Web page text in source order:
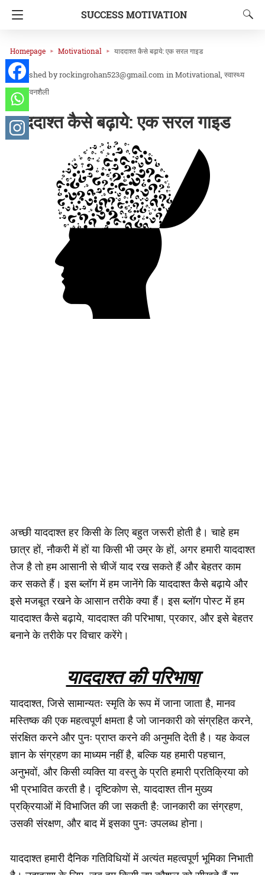
SUCCESS MOTIVATION
Homepage Motivational याददाश्त कैसे बढ़ाये: एक सरल गाइड
rockingrohan523@gmail.com inMotivational स्वास्थ्य
और जीवनशैली
याददाश्त कैसे बढ़ाये: एक सरल गाइड
अच्छी याददाश्त हर किसी के लिए बहुत जरूरी होती है। चाहे हम
छात्र हों, नौकरी में हों या किसी भी उम्र के हों, अगर हमारी याददाश्त
तेज है तो हम आसानी से चीजें याद रख सकते हैं और बेहतर काम
कर सकते हैं। इस ब्लॉग में हम जानेंगे कि याददाश्त कैसे बढ़ाये और
इसे मजबूत रखने के आसान तरीके क्या हैं। इस ब्लॉग पोस्ट में हम
याददाश्त कैसे बढ़ाये, याददाश्त की परिभाषा, प्रकार, और इसे बेहतर
बनाने के तरीके पर विचार करेंगे।
याददाश्त की परिभाषा
याददाश्त, जिसे सामान्यतः स्मृति के रूप में जाना जाता है, मानव
मस्तिष्क की एक महत्वपूर्ण क्षमता है जो जानकारी को संग्रहित करने,
संरक्षित करने और पुनः प्राप्त करने की अनुमति देती है। यह केवल
ज्ञान के संग्रहण का माध्यम नहीं है, बल्कि यह हमारी पहचान,
अनुभवों, और किसी व्यक्ति या वस्तु के प्रति हमारी प्रतिक्रिया को
भी प्रभावित करती है। दृष्टिकोण से, याददाश्त तीन मुख्य
प्रक्रियाओं में विभाजित की जा सकती है: जानकारी का संग्रहण,
उसकी संरक्षण, और बाद में इसका पुनः उपलब्ध होना।
याददाश्त हमारी दैनिक गतिविधियों में अत्यंत महत्वपूर्ण भूमिका निभाती